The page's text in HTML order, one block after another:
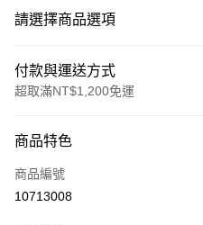
請選擇商品選項
付款與運送方式
超取滿NT$1,200免運
信用卡一次付款
信用卡分期付款
商品特色
商品編號
10713008